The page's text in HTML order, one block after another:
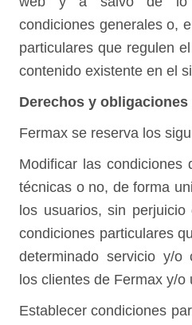
condiciones generales o,
particulares que regulen
contenido existente en el
Derechos y obligaciones
Fermax se reserva los
Modificar las condiciones
técnicas o no, de forma
los usuarios, sin
condiciones particulares
determinado servicio y/o
los clientes de Fermax y/
Establecer condiciones